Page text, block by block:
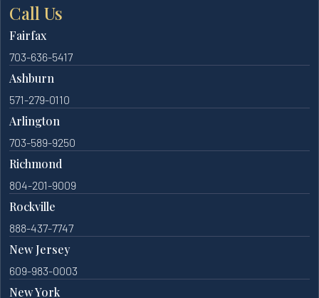
Call Us
Fairfax
703-636-5417
Ashburn
571-279-0110
Arlington
703-589-9250
Richmond
804-201-9009
Rockville
888-437-7747
New Jersey
609-983-0003
New York